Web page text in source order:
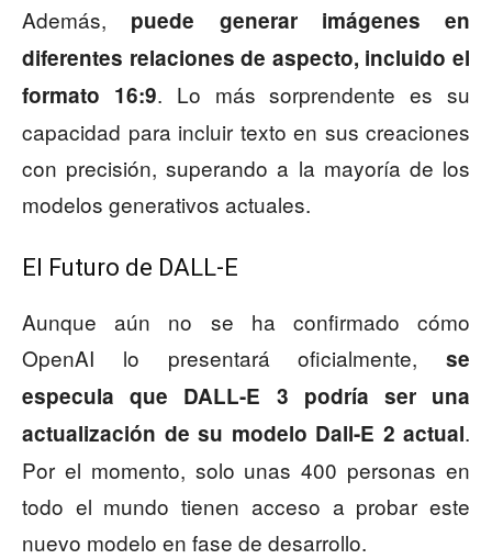
Además, puede generar imágenes en
diferentes relaciones de aspecto, incluido el
formato 16:9. Lo más sorprendente es su
capacidad para incluir texto en sus creaciones
con precisión, superando a la mayoría de los
modelos generativos actuales.
El Futuro de DALL-E
Aunque aún no se ha confirmado cómo
OpenAI lo presentará oficialmente, se
especula que DALL-E 3 podría ser una
actualización de su modelo Dall-E 2 actual.
Por el momento, solo unas 400 personas en
todo el mundo tienen acceso a probar este
nuevo modelo en fase de desarrollo.